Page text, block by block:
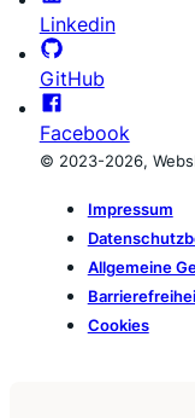
Linkedin
GitHub
Facebook
© 2023-2026,
Impressum
Allgemeine
Cookies